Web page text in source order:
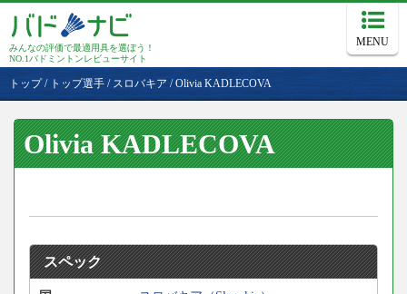
みんなの評価で最適用具を選ぼう！
NO.1バドミントンレビューサイト
MENU
トップ/ トップ選手 / スロバキア /Olivia KADLECOVA
Olivia KADLECOVA
スペック